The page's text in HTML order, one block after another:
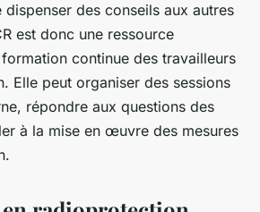
dispenser des conseils aux autres
est donc une ressource
continue des travailleurs
Elle peut organiser des sessions
répondre aux questions des
à la mise en œuvre des mesures